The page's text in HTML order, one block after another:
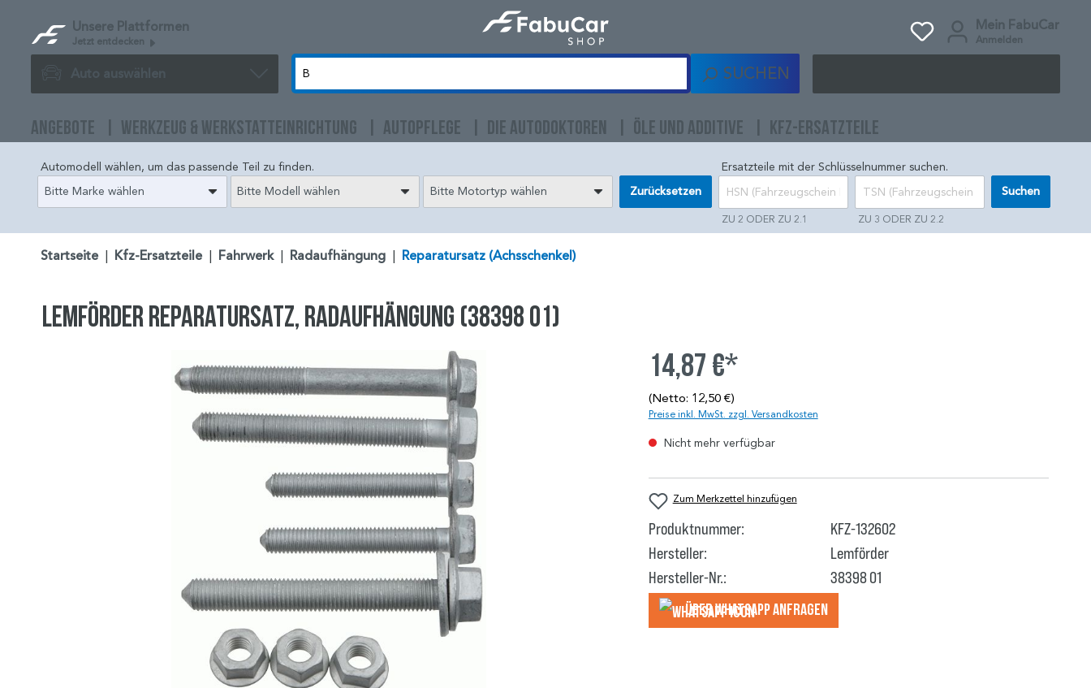
Unsere Plattformen
Jetzt entdecken
Mein FabuCar
Anmelden
Auto auswählen SUCHEN
ANGEBOTE WERKZEUG & WERKSTATTEINRICHTUNG AUTOPFLEGE DIE AUTODOKTOREN ÖLE UND ADDITIVE KFZ-ERSATZTEILE
Automodell wählen, um das passende Teil zu finden.
Bitte Marke wählen
Bitte Modell wählen Bitte Motortyp wählen Zurücksetzen
Ersatzteile mit der Schlüsselnummer suchen.
ZU 2 ODER ZU 2.1 ZU 3 ODER ZU 2.2
Suchen
Startseite Kfz-Ersatzteile Fahrwerk Radaufhängung Reparatursatz (Achsschenkel)
LEMFÖRDER Reparatursatz, Radaufhängung (38398 01)
14,87 €*
(Netto: 12,50 €)
Preise inkl. MwSt. zzgl. Versandkosten
Nicht mehr verfügbar
Zum Merkzettel hinzufügen
Produktnummer:
KFZ-132602
Hersteller:
Lemförder
Hersteller-Nr.:
38398 01
Über WhatsApp anfragеn